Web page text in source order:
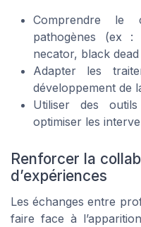
Comprendre
pathogènes (ex :
necator, black
Adapter les
développement de
Utiliser des
optimiser les
Renforcer la
d’expériences
Les échanges entre
faire face à